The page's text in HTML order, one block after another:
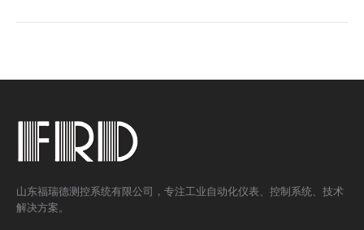
山东福瑞德测控系统有限公司，专注工业自动化仪表、控制系统、技术
解决方案。